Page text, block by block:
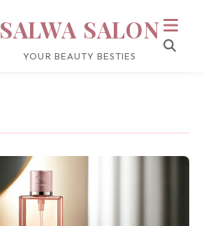
SALWA SALON
YOUR BEAUTY BESTIES